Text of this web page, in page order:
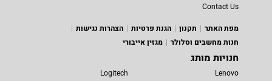
Contact Us
מפת האתר
תקנון הגנת פרטיות
הצהרות נגישות
חנות מחשבים וסלולר
מגזין אייבורי
חנויות מותג
Lenovo
Logitech